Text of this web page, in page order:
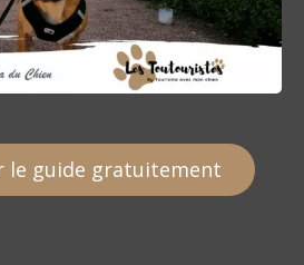
le guide gratuitement